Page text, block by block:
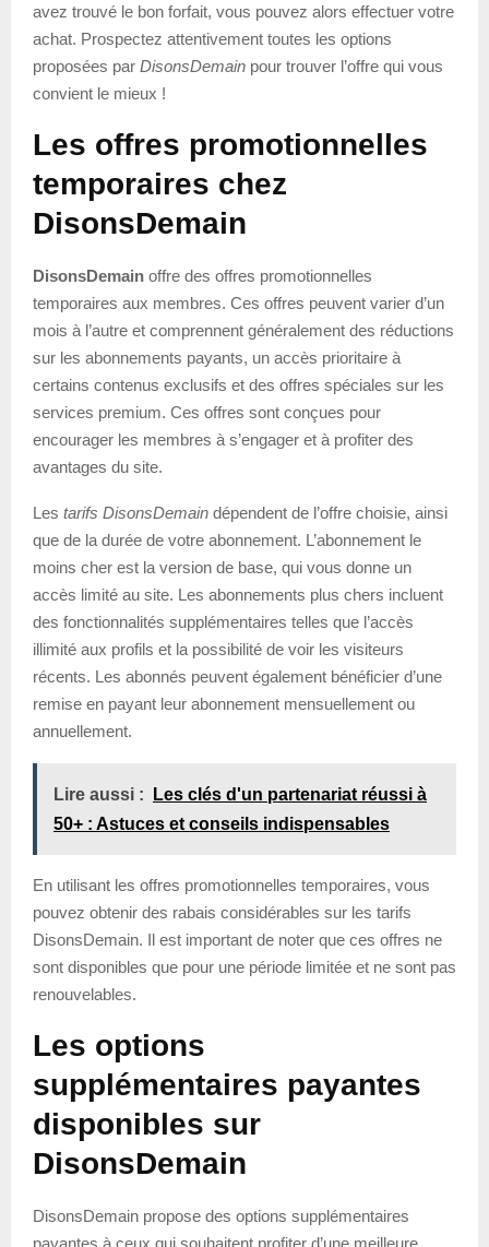
avez trouvé le bon forfait, vous pouvez alors effectuer votre
achat. Prospectez attentivement toutes les options
proposées par DisonsDemain pour trouver l’offre qui vous
convient le mieux !
Les offres promotionnelles
temporaires chez
DisonsDemain
DisonsDemain offre des offres promotionnelles
temporaires aux membres. Ces offres peuvent varier d’un
mois à l’autre et comprennent généralement des réductions
sur les abonnements payants, un accès prioritaire à
certains contenus exclusifs et des offres spéciales sur les
services premium. Ces offres sont conçues pour
encourager les membres à s’engager et à profiter des
avantages du site.
Les tarifs DisonsDemain dépendent de l’offre choisie, ainsi
que de la durée de votre abonnement. L’abonnement le
moins cher est la version de base, qui vous donne un
accès limité au site. Les abonnements plus chers incluent
des fonctionnalités supplémentaires telles que l’accès
illimité aux profils et la possibilité de voir les visiteurs
récents. Les abonnés peuvent également bénéficier d’une
remise en payant leur abonnement mensuellement ou
annuellement.
Lire aussi :
Les clés d'un partenariat réussi à
50+ : Astuces et conseils indispensables
En utilisant les offres promotionnelles temporaires, vous
pouvez obtenir des rabais considérables sur les tarifs
DisonsDemain. Il est important de noter que ces offres ne
sont disponibles que pour une période limitée et ne sont pas
renouvelables.
Les options
supplémentaires payantes
disponibles sur
DisonsDemain
DisonsDemain propose des options supplémentaires
payantes à ceux qui souhaitent profiter d’une meilleure